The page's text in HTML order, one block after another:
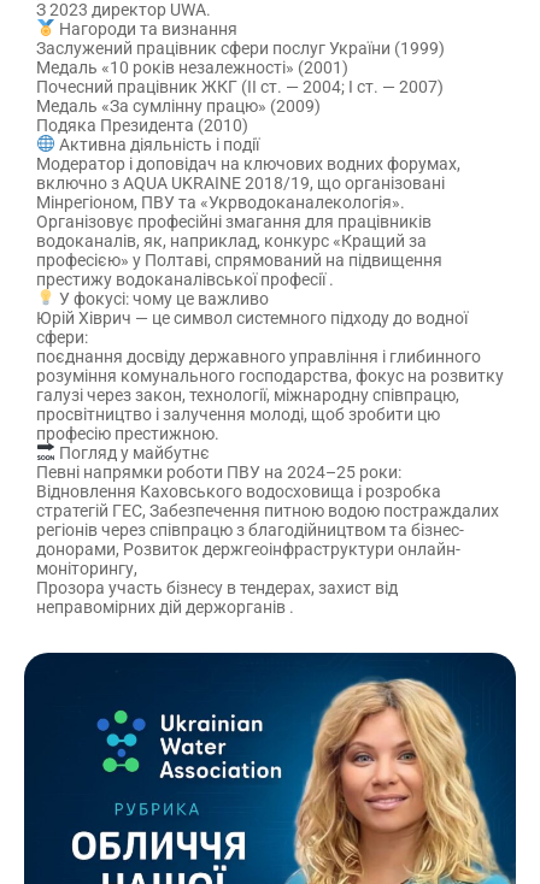
З 2023 директор UWA.
Нагороди та визнання
Заслужений працівник сфери послуг України (1999)
Медаль «10 років незалежності» (2001)
Почесний працівник ЖКГ (ІІ ст. — 2004; І ст. — 2007)
Медаль «За сумлінну працю» (2009)
Подяка Президента (2010)
Активна діяльність і події
Модератор і доповідач на ключових водних форумах,
включно з AQUA UKRAINE 2018/19, що організовані
Мінрегіоном, ПВУ та «Укрводоканалекологія».
Організовує професійні змагання для працівників
водоканалів, як, наприклад, конкурс «Кращий за
професією» у Полтаві, спрямований на підвищення
престижу водоканалівської професії .
У фокусі: чому це важливо
Юрій Хіврич — це символ системного підходу до водної
сфери:
поєднання досвіду державного управління і глибинного
розуміння комунального господарства, фокус на розвитку
галузі через закон, технології, міжнародну співпрацю,
просвітництво і залучення молоді, щоб зробити цю
професію престижною.
Погляд у майбутнє
Певні напрямки роботи ПВУ на 2024–25 роки:
Відновлення Каховського водосховища і розробка
стратегій ГЕС, Забезпечення питною водою постраждалих
регіонів через співпрацю з благодійництвом та бізнес-
донорами, Розвиток держгеоінфраструктури онлайн-
моніторингу,
Прозора участь бізнесу в тендерах, захист від
неправомірних дій держорганів .